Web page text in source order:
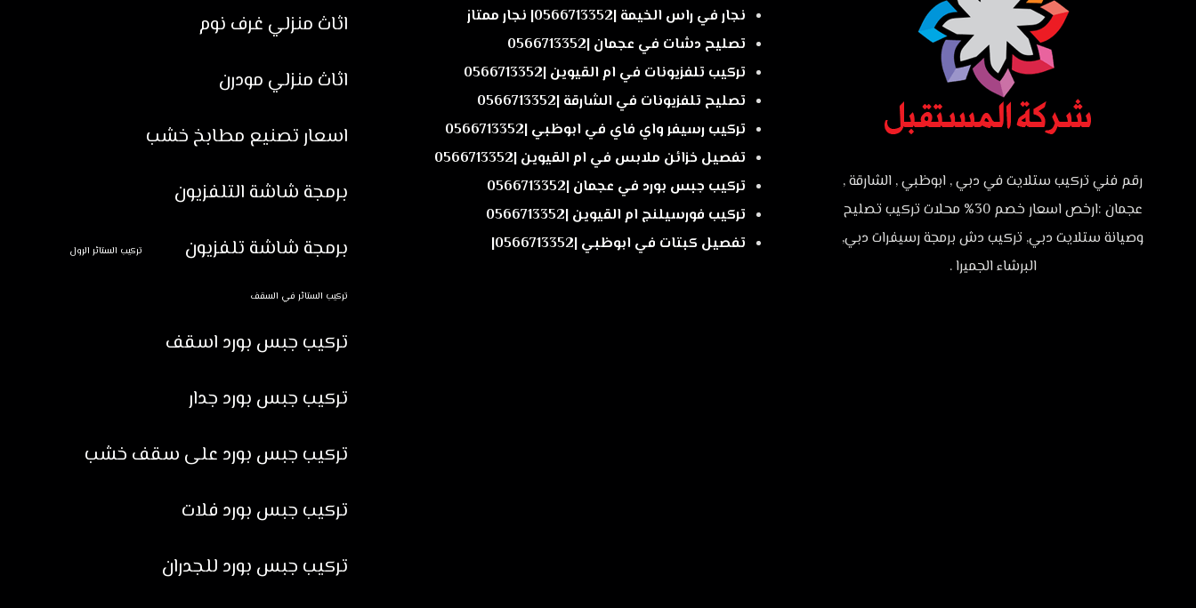
رقم فني تركيب ستلايت في دبي , ابوظبي , الشارقة ,
عجمان :ارخص اسعار خصم 30% محلات تركيب تصليح
وصيانة ستلايت دبي, تركيب دش برمجة رسيفرات دبي,
البرشاء الجميرا .
نجار في راس الخيمة |0566713352| نجار ممتاز
تصليح دشات في عجمان |0566713352
تركيب تلفزيونات في ام القيوين |0566713352
تصليح تلفزيونات في الشارقة |0566713352
تركيب رسيفر واي فاي في ابوظبي |0566713352
تفصيل خزائن ملابس في ام القيوين |0566713352
تركيب جبس بورد في عجمان |0566713352
تركيب فورسيلنج ام القيوين |0566713352
تفصيل كبتات في ابوظبي |0566713352|
اثاث منزلي غرف نوم
اثاث منزلي مودرن
اسعار تصنيع مطابخ خشب
برمجة شاشة التلفزيون
برمجة شاشة تلفزيون
تركيب الستائر الرول
تركيب الستائر في السقف
تركيب جبس بورد اسقف
تركيب جبس بورد جدار
تركيب جبس بورد على سقف خشب
تركيب جبس بورد فلات
تركيب جبس بورد للجدران